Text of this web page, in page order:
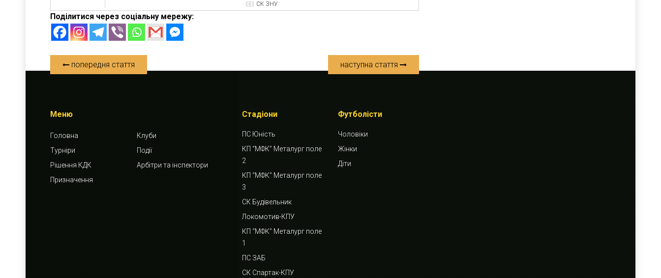
СК ЗНУ
Поділитися через соціальну мережу:
попередня стаття наступна стаття
Меню
Головна
Клуби
Турніри
Події
Рішення КДК
Арбітри та інспектори
Призначення
Стадіони
ПС Юність
КП “МФК” Металург поле
2
КП “МФК” Металург поле
3
СК Будівельник
Локомотив-КПУ
КП “МФК” Металург поле
1
ПС ЗАБ
СК Спартак-КПУ
Футболісти
Чоловіки
Жінки
Діти